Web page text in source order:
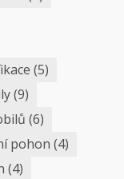
(5)
(9)
(6)
pohon (4)
(4)